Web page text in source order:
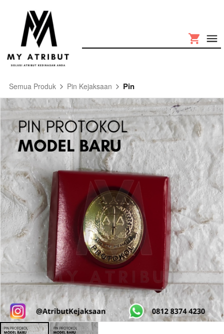
Semua Produk Pin Kejaksaan Pin